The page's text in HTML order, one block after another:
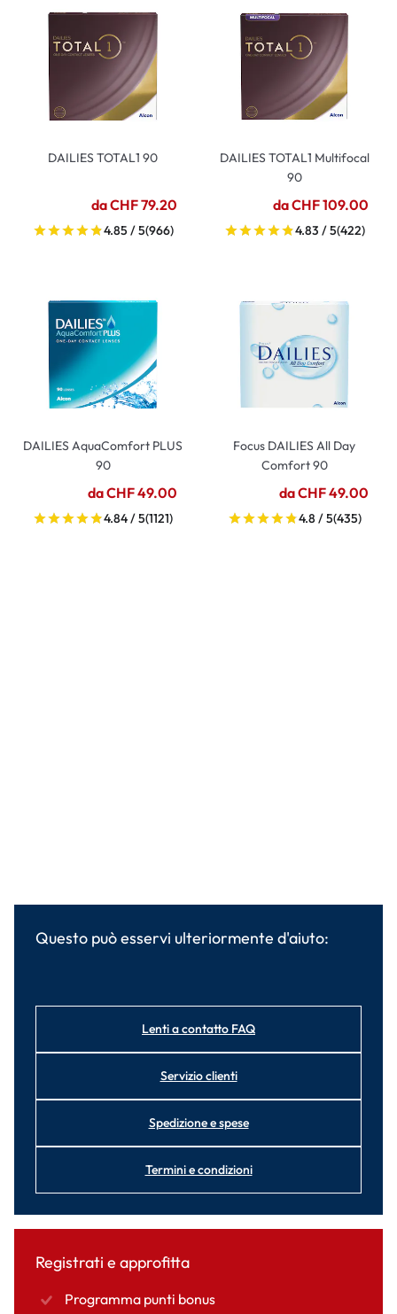
DAILIES TOTAL1 90
da CHF 79.20
4.85 / 5(966)
DAILIES TOTAL1 Multifocal
90
da CHF 109.00
4.83 / 5(422)
DAILIES AquaComfort PLUS
90
da CHF 49.00
4.84 / 5(1121)
Focus DAILIES All Day
Comfort 90
da CHF 49.00
4.8 / 5(435)
Questo può esservi ulteriormente d'aiuto:
Lenti a contatto FAQ
Servizio clienti
Spedizione e spese
Termini e condizioni
Registrati e approfitta
Programma punti bonus